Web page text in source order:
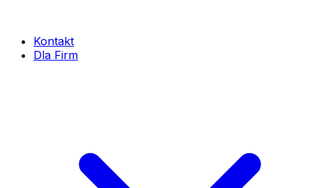
Kontakt
Dla Firm